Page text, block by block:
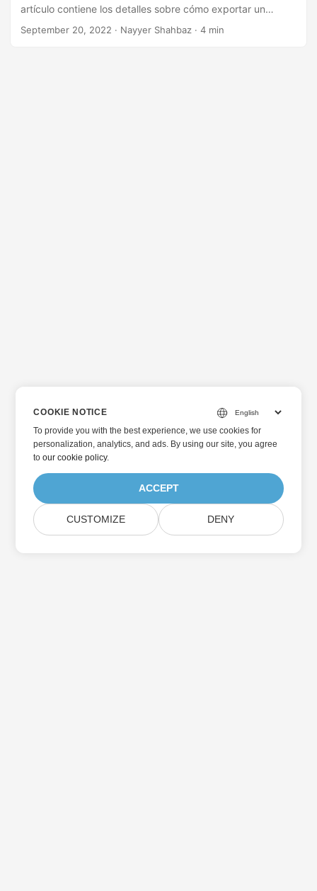
artículo contiene los detalles sobre cómo exportar un
archivo TSV a Excel
September 20, 2022 · Nayyer Shahbaz · 4 min
COOKIE NOTICE
To provide you with the best experience, we use cookies for
personalization, analytics, and ads. By using our site, you agree
toour cookie policy.
ACCEPT
CUSTOMIZE DENY